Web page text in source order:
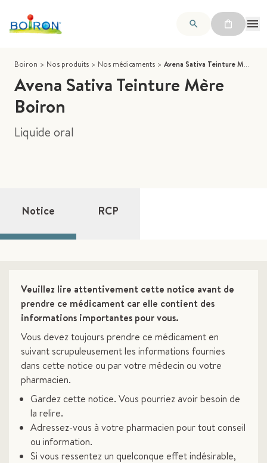
Boiron > Nos produits > Nos médicaments > Avena Sativa Teinture Mère Boiron
Avena Sativa Teinture Mère
Boiron
Liquide oral
Notice RCP
Veuillez lire attentivement cette notice avant de
prendre ce médicament car elle contient des
informations importantes pour vous.
Vous devez toujours prendre ce médicament en
suivant scrupuleusement les informations fournies
dans cette notice ou par votre médecin ou votre
pharmacien.
Gardez cette notice. Vous pourriez avoir besoin de
la relire.
Adressez-vous à votre pharmacien pour tout conseil
ou information.
Si vous ressentez un quelconque effet indésirable,